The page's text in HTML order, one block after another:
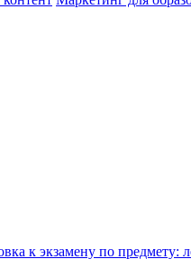
к экзамену по предмету: